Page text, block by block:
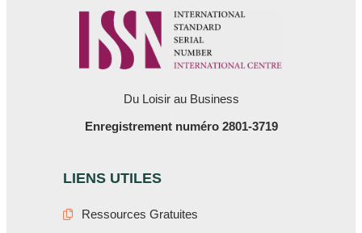
Du Loisir au Business
Enregistrement numéro 2801-3719
LIENS UTILES
Ressources Gratuites